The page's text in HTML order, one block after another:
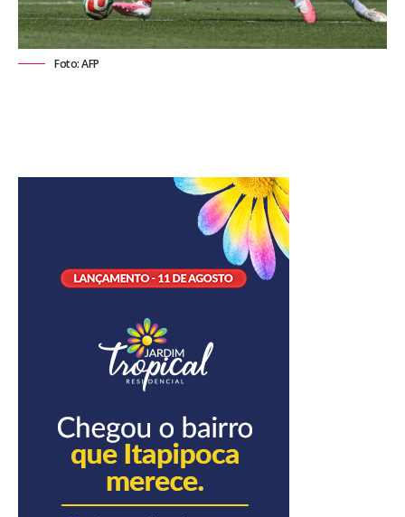
Foto: AFP